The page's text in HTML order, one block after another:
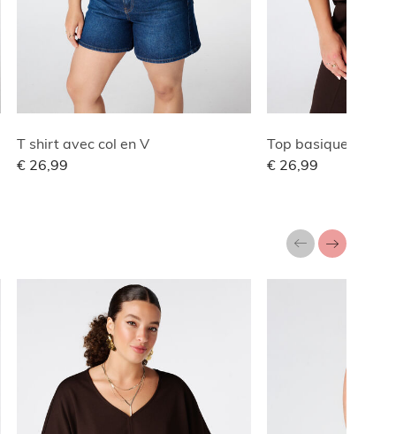
T shirt avec col en V
€ 26,99
Top basique à
€ 26,99